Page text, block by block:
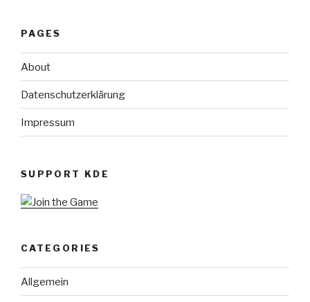
PAGES
About
Datenschutzerklärung
Impressum
SUPPORT KDE
CATEGORIES
Allgemein